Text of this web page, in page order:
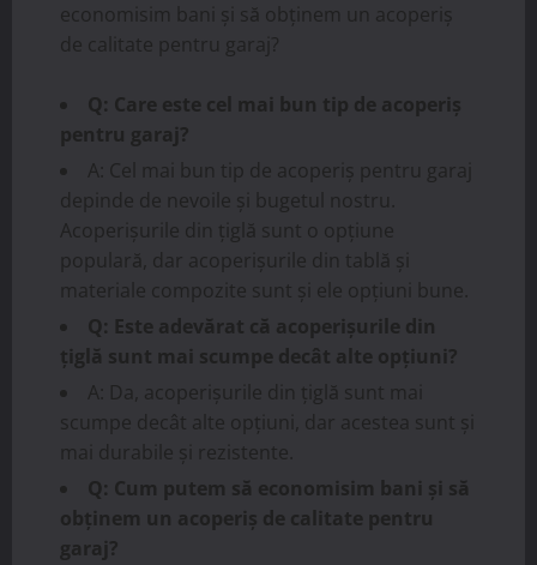
economisim bani și să obținem un acoperiș
de calitate pentru garaj?
Q: Care este cel mai bun tip de acoperiș
pentru garaj?
A: Cel mai bun tip de acoperiș pentru garaj
depinde de nevoile și bugetul nostru.
Acoperișurile din țiglă sunt o opțiune
populară, dar acoperișurile din tablă și
materiale compozite sunt și ele opțiuni bune.
Q: Este adevărat că acoperișurile din
țiglă sunt mai scumpe decât alte opțiuni?
A: Da, acoperișurile din țiglă sunt mai
scumpe decât alte opțiuni, dar acestea sunt și
mai durabile și rezistente.
Q: Cum putem să economisim bani și să
obținem un acoperiș de calitate pentru
garaj?